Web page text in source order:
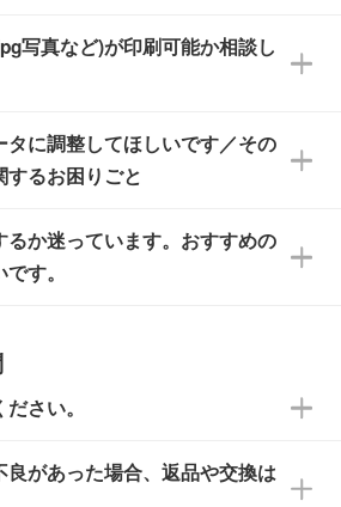
弊社にて無料でデザインデー
ます。
ムにアップロードしてご入稿
富なスタッフがデータに不備
し、お客様と確認してから印
、ご安心ください。
テンプレートのご用意があり
ジの『印刷方法・テンプレー
ートはPDF形式ですが、
で開いてご利用いただけ
さい。
写真など)が印刷可能か相談し
タ・解像度かどうか、担当ス
認いたします。
か、担当スタッフ宛にメール
。
。
タの作り方に関する詳細は、
タに調整してほしいです／その
るお困りごと
りの際には、担当スタッフが
すのでお気軽にご相談くださ
りください。
ータをトレース/調整してほ
や、手書きのイラスト、写真
るか迷っています。おすすめの
す。
と、担当スタッフがお客様の
体色を確認し、印刷色をご提
、ネイビーなど濃色の場合は
刷色をおすすめしておりま
さい。
～18:00で、土日祝日はお
良があった場合、返品や交換は